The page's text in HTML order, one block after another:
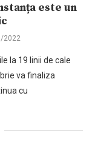
este un
2022
la 19 linii de cale
va finaliza
cu